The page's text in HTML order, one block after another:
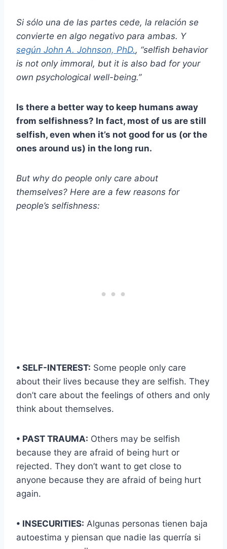
Si sólo una de las partes cede, la relación se
convierte en algo negativo para ambas. Y
según John A. Johnson, PhD., “selfish behavior
is not only immoral, but it is also bad for your
own psychological well-being.”
Is there a better way to keep humans away
from selfishness? In fact, most of us are still
selfish, even when it’s not good for us (or the
ones around us) in the long run.
But why do people only care about
themselves? Here are a few reasons for
people’s selfishness:
• SELF-INTEREST: Some people only care
about their lives because they are selfish. They
don’t care about the feelings of others and only
think about themselves.
• PAST TRAUMA: Others may be selfish
because they are afraid of being hurt or
rejected. They don’t want to get close to
anyone because they are afraid of being hurt
again.
• INSECURITIES: Algunas personas tienen baja
autoestima y piensan que nadie las querría si